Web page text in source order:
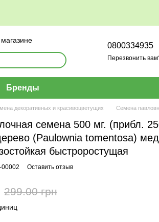
0800334935
Перезвонить
Бренды
декоративных и красивоцветущих Семена
семена 500 мг. (прибл.
(Paulownia tomentosa)
быстроростущая
00002 Оставить отзыв
299.00 грн